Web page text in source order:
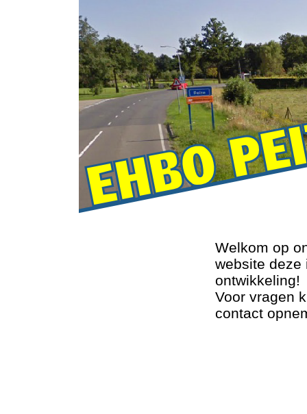
Welkom op
website deze
ontwikkeling!
Voor vragen
contact